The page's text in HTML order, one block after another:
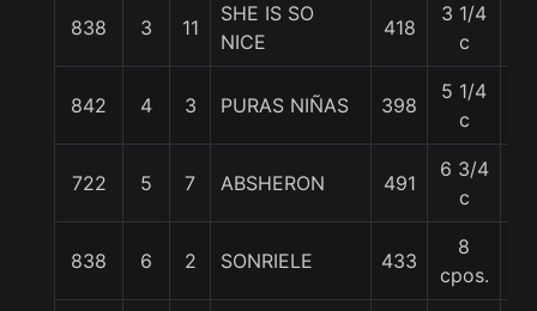
838 3 11
SHE IS SO
NICE
418
3 1/4
c
842 4 3 PURAS NIÑAS 398
5 1/4
c
722 5 7 ABSHERON 491
6 3/4
c
838 6 2 SONRIELE 433
8
cpos.